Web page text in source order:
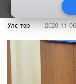
Р.Адъяасүрэн
Улс төр 2020-11-06